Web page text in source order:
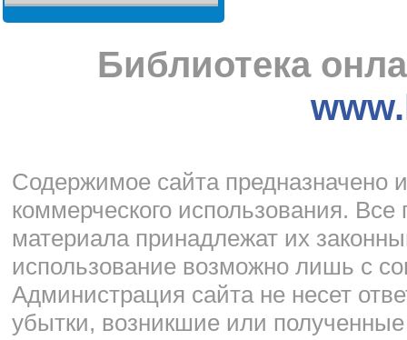
Библиотека
Cодержимое сайта предназначено
коммерческого использования.
материала принадлежат их
использование возможно лишь с
Администрация сайта не несет
убытки, возникшие или